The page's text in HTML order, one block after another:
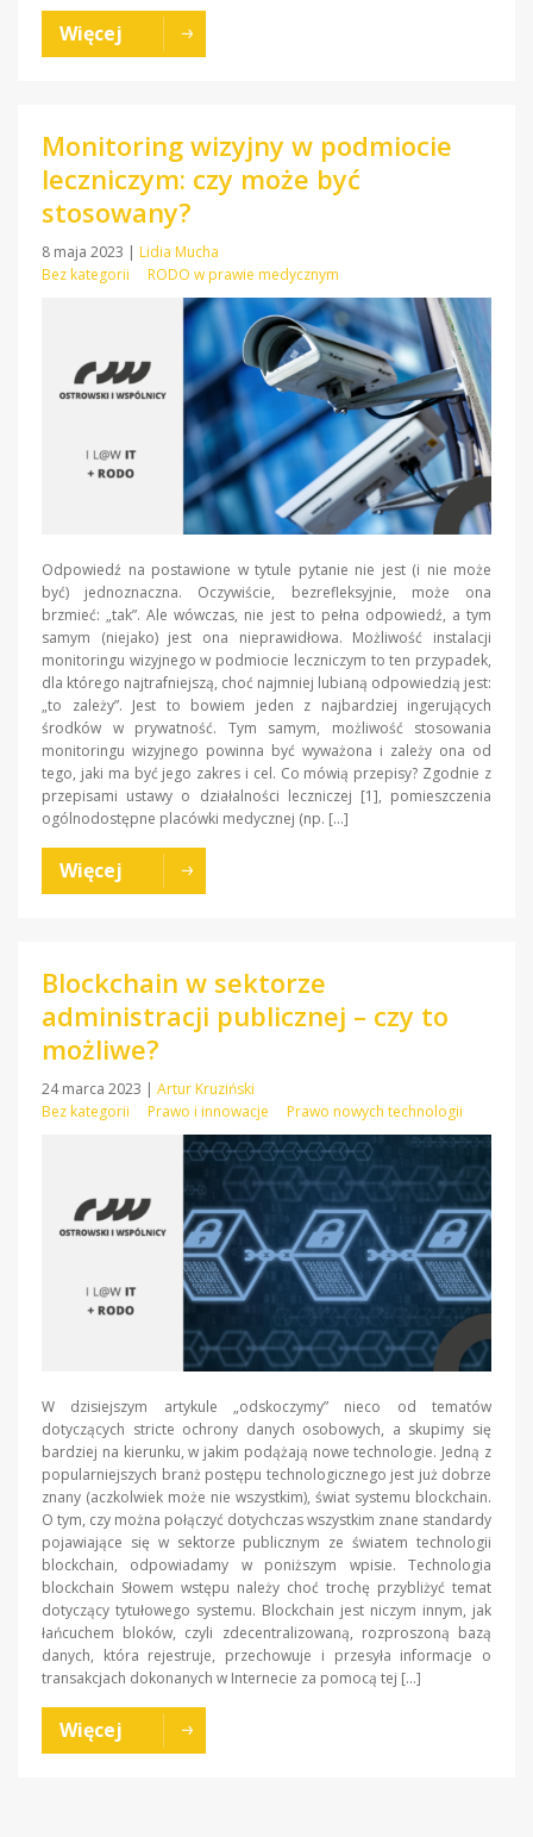
Więcej
Monitoring wizyjny w podmiocie
leczniczym: czy może być
stosowany?
8 maja 2023 | Lidia Mucha
Bez kategorii
RODO w prawie medycznym
Odpowiedź na postawione w tytule pytanie nie jest (i nie może
być) jednoznaczna. Oczywiście, bezrefleksyjnie, może ona
brzmieć: „tak”. Ale wówczas, nie jest to pełna odpowiedź, a tym
samym (niejako) jest ona nieprawidłowa. Możliwość instalacji
monitoringu wizyjnego w podmiocie leczniczym to ten przypadek,
dla którego najtrafniejszą, choć najmniej lubianą odpowiedzią jest:
„to zależy”. Jest to bowiem jeden z najbardziej ingerujących
środków w prywatność. Tym samym, możliwość stosowania
monitoringu wizyjnego powinna być wyważona i zależy ona od
tego, jaki ma być jego zakres i cel. Co mówią przepisy? Zgodnie z
przepisami ustawy o działalności leczniczej [1], pomieszczenia
ogólnodostępne placówki medycznej (np. […]
Więcej
Blockchain w sektorze
administracji publicznej – czy to
możliwe?
24 marca 2023 | Artur Kruziński
Bez kategorii
Prawo i innowacje Prawo nowych technologii
W dzisiejszym artykule „odskoczymy” nieco od tematów
dotyczących stricte ochrony danych osobowych, a skupimy się
bardziej na kierunku, w jakim podążają nowe technologie. Jedną z
popularniejszych branż postępu technologicznego jest już dobrze
znany (aczkolwiek może nie wszystkim), świat systemu blockchain.
O tym, czy można połączyć dotychczas wszystkim znane standardy
pojawiające się w sektorze publicznym ze światem technologii
blockchain, odpowiadamy w poniższym wpisie. Technologia
blockchain Słowem wstępu należy choć trochę przybliżyć temat
dotyczący tytułowego systemu. Blockchain jest niczym innym, jak
łańcuchem bloków, czyli zdecentralizowaną, rozproszoną bazą
danych, która rejestruje, przechowuje i przesyła informacje o
transakcjach dokonanych w Internecie za pomocą tej […]
Więcej